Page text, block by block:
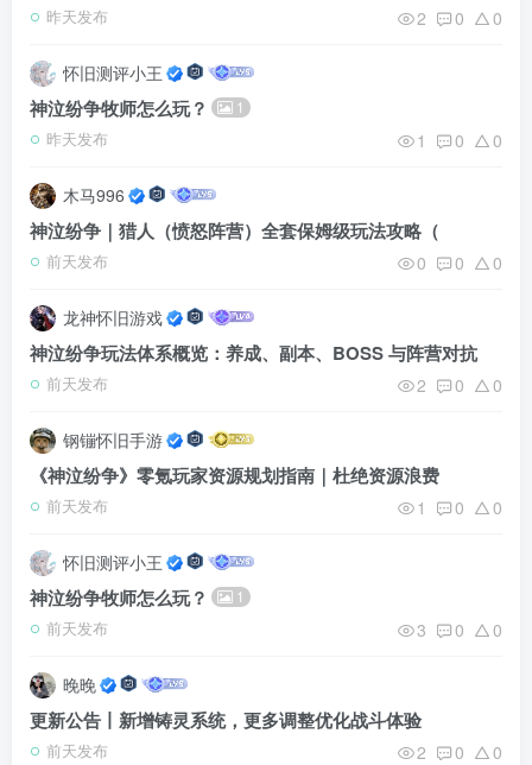
昨天发布 2 0 0
怀旧测评小王
神泣纷争牧师怎么玩？ 1
昨天发布 1 0 0
木马996
神泣纷争｜猎人（愤怒阵营）全套保姆级玩法攻略（
前天发布 0 0 0
龙神怀旧游戏
神泣纷争玩法体系概览：养成、副本、BOSS 与阵营对抗
前天发布 2 0 0
钢镚怀旧手游
《神泣纷争》零氪玩家资源规划指南｜杜绝资源浪费
前天发布 1 0 0
怀旧测评小王
神泣纷争牧师怎么玩？ 1
前天发布 3 0 0
晚晚
更新公告丨新增铸灵系统，更多调整优化战斗体验
前天发布 2 0 0